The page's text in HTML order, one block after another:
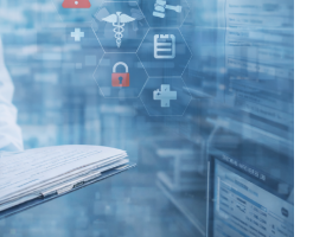
z
i
n
e
c
h
t